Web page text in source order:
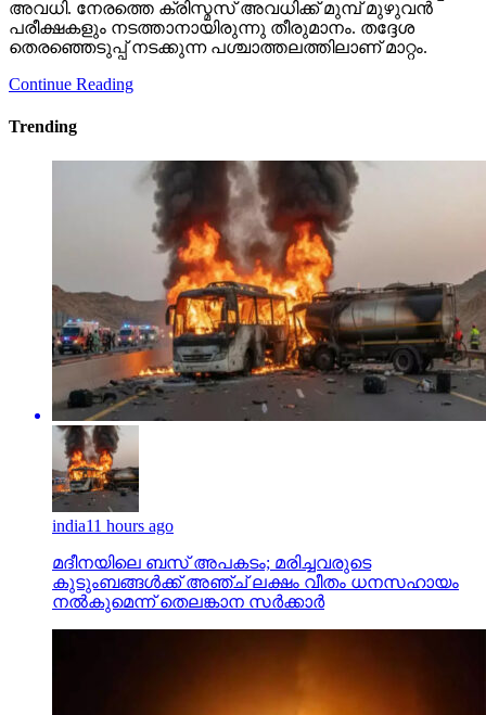
അവധി. നേരത്തെ ക്രിസ്മസ് അവധിക്ക് മുമ്പ് മുഴുവന്‍
പരീക്ഷകളും നടത്താനായിരുന്നു തീരുമാനം. തദ്ദേശ
തെരഞ്ഞെടുപ്പ് നടക്കുന്ന പശ്ചാത്തലത്തിലാണ് മാറ്റം.
Continue Reading
Trending
india11 hours ago
മദീനയിലെ ബസ് അപകടം; മരിച്ചവരുടെ
കുടുംബങ്ങള്‍ക്ക് അഞ്ച് ലക്ഷം വീതം ധനസഹായം
നല്‍കുമെന്ന് തെലങ്കാന സര്‍ക്കാര്‍